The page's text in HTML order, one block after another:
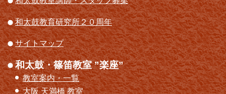
和太鼓教育研究所２０周年
サイトマップ
和太鼓・篠笛教室 ”楽座”
教室案内・一覧
大阪 天満橋 教室